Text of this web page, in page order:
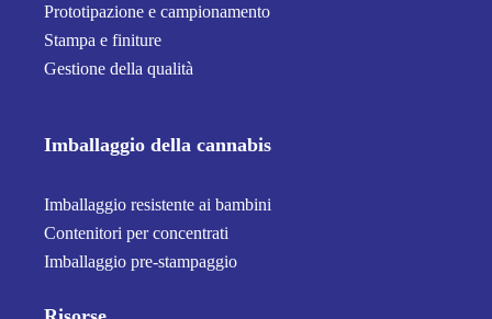
Prototipazione e campionamento
Stampa e finiture
Gestione della qualità
Imballaggio della cannabis
Imballaggio resistente ai bambini
Contenitori per concentrati
Imballaggio pre-stampaggio